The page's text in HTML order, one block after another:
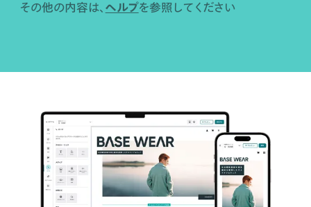
その他の内容は、 ヘルプを参照してください